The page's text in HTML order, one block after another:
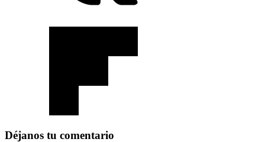
Déjanos tu comentario